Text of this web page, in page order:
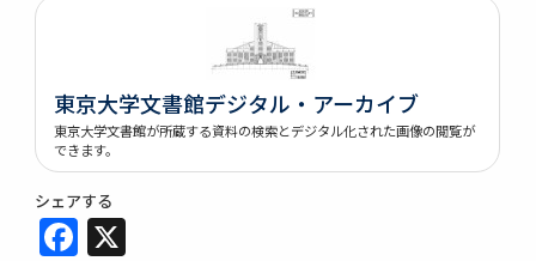
東京大学文書館デジタル・アーカイブ
東京大学文書館が所蔵する資料の検索とデジタル化された画像の閲覧が
できます。
シェアする
Facebook